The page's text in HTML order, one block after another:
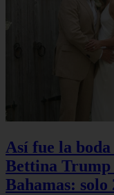
Así fue la
Bettina Trump
Bahamas: solo